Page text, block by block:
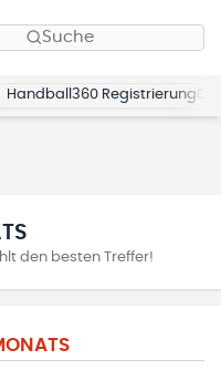
Suche
Handball360 Registrierung
den besten Treffer!